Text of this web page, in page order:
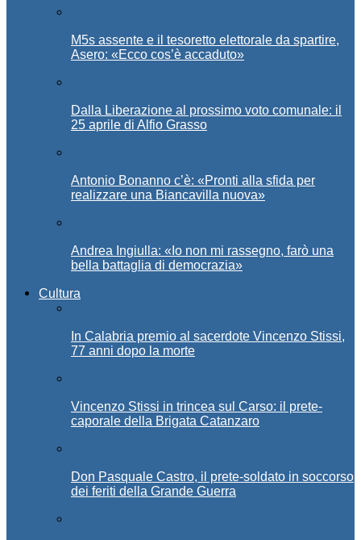
M5s assente e il tesoretto elettorale da spartire,
Asero: «Ecco cos’è accaduto»
Dalla Liberazione al prossimo voto comunale: il
25 aprile di Alfio Grasso
Antonio Bonanno c’è: «Pronti alla sfida per
realizzare una Biancavilla nuova»
Andrea Ingiulla: «Io non mi rassegno, farò una
bella battaglia di democrazia»
Cultura
In Calabria premio al sacerdote Vincenzo Stissi,
77 anni dopo la morte
Vincenzo Stissi in trincea sul Carso: il prete-
caporale della Brigata Catanzaro
Don Pasquale Castro, il prete-soldato in soccorso
dei feriti della Grande Guerra